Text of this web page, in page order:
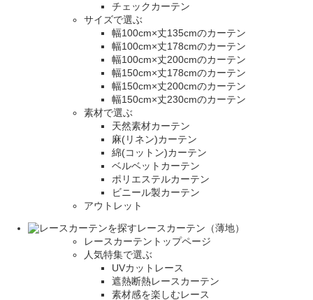
チェックカーテン
サイズで選ぶ
幅100cm×丈135cmのカーテン
幅100cm×丈178cmのカーテン
幅100cm×丈200cmのカーテン
幅150cm×丈178cmのカーテン
幅150cm×丈200cmのカーテン
幅150cm×丈230cmのカーテン
素材で選ぶ
天然素材カーテン
麻(リネン)カーテン
綿(コットン)カーテン
ベルベットカーテン
ポリエステルカーテン
ビニール製カーテン
アウトレット
レースカーテン（薄地）
レースカーテントップページ
人気特集で選ぶ
UVカットレース
遮熱断熱レースカーテン
素材感を楽しむレース